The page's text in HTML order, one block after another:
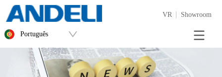
VR Showroom
Português